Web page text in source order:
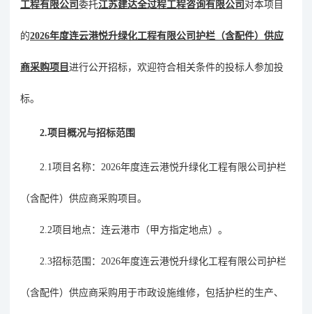
工程有限公司 委托江苏建达全过程工程咨询有限公司 对本项目
的2026年度连云港悦升绿化工程有限公司护栏（含配件）供应
商采购项目 进行公开招标，欢迎符合相关条件的投标人参加投
标。
2.项目概况与招标范围
2.1项目名称：2026年度连云港悦升绿化工程有限公司护栏
（含配件）供应商采购项目。
2.2项目地点：连云港市（甲方指定地点）。
2.3招标范围：2026年度连云港悦升绿化工程有限公司护栏
（含配件）供应商采购用于市政设施维修，包括护栏的生产、